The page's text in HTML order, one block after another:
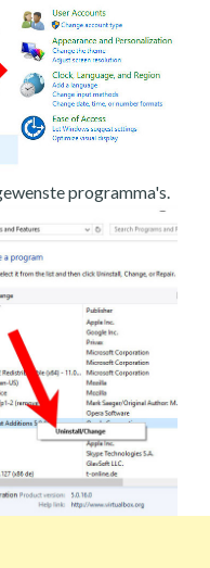
programma's.